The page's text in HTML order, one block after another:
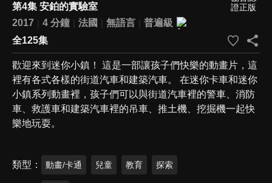
第4集 安鉑的實驗室
2017
4 分鐘 法國 無語言
普遍級
全125集
歡迎來到迷你小鎮！ 這是一部讓孩子們快樂的動畫片，這
裡有各式各樣的街道汽車和建築汽車。 在迷你卡車和迷你
小鎮系列動畫裡，孩子們可以與街道汽車裡的警車、消防
車、救護車和建築汽車裡的吊車、推土機、挖掘機一起快
樂地玩耍。
類型 動畫/卡通 兒童 教育 探索